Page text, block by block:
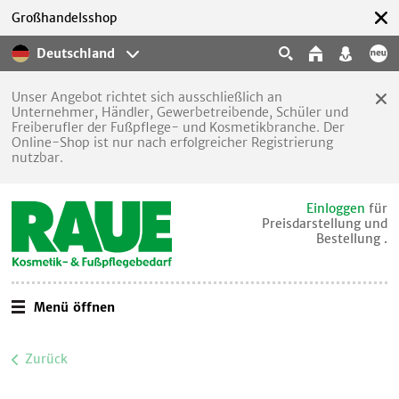
Deutschland
Großhandelsshop
Unser Angebot richtet sich ausschließlich an
Unternehmer, Händler, Gewerbetreibende, Schüler und
Freiberufler der Fußpflege- und Kosmetikbranche. Der
Online-Shop ist nur nach erfolgreicher Registrierung
nutzbar.
Einloggen für
Preisdarstellung und
Bestellung .
Menü öffnen
Zurück